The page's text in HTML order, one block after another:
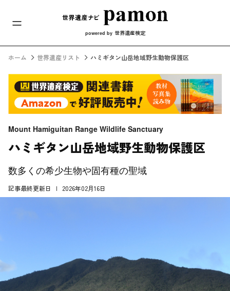
メインナビ
powered by 世界遺産検定
ホーム 世界遺産リスト ハミギタン山岳地域野生動物保護区
Mount Hamiguitan Range Wildlife Sanctuary
ハミギタン山岳地域野生動物保護区
数多くの希少生物や固有種の聖域
記事最終更新日 2026年02月16日